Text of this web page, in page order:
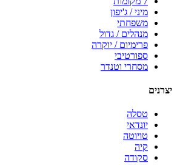
מיני / ג'יפון
משפחתי
מנהלים / גדול
פרימיום / יוקרה
ספורטיבי
מסחרי וטנדר
יצרנים
טסלה
יונדאי
טויוטה
קיה
סקודה